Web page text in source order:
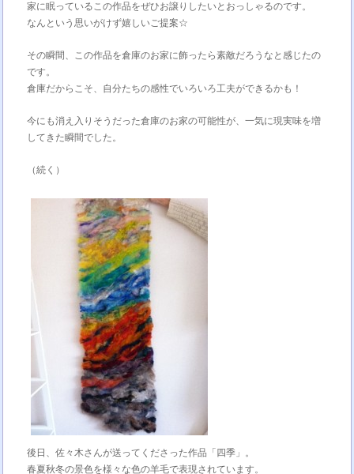
家に眠っているこの作品をぜひお譲りしたいとおっしゃるのです。
なんという思いがけず嬉しいご提案☆
その瞬間、この作品を倉庫のお家に飾ったら素敵だろうなと感じたの
です。
倉庫だからこそ、自分たちの感性でいろいろ工夫ができるかも！
今にも消え入りそうだった倉庫のお家の可能性が、一気に現実味を増
してきた瞬間でした。
（続く）
後日、佐々木さんが送ってくださった作品「四季」。
春夏秋冬の景色を様々な色の羊毛で表現されています。